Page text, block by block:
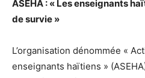
ASEHA : « Les enseignants
de survie »
L’organisation dénommée «
enseignants haïtiens »